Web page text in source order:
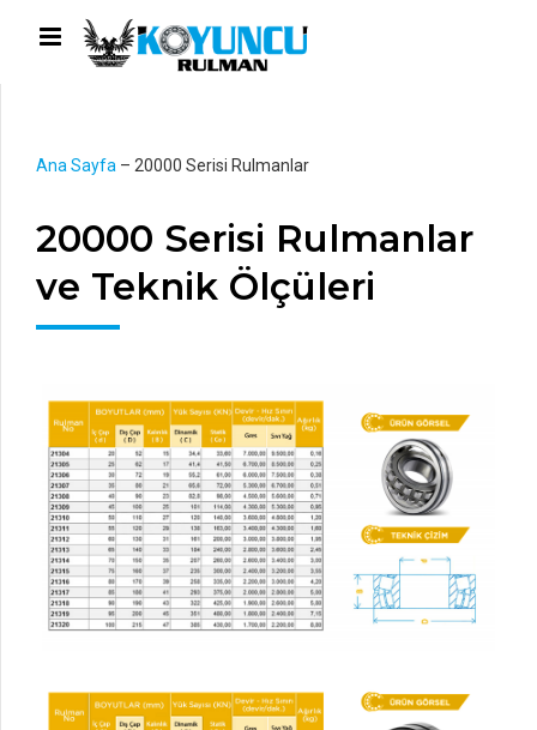
Ana Sayfa – 20000 Serisi Rulmanlar
20000 Serisi Rulmanlar
ve Teknik Ölçüleri